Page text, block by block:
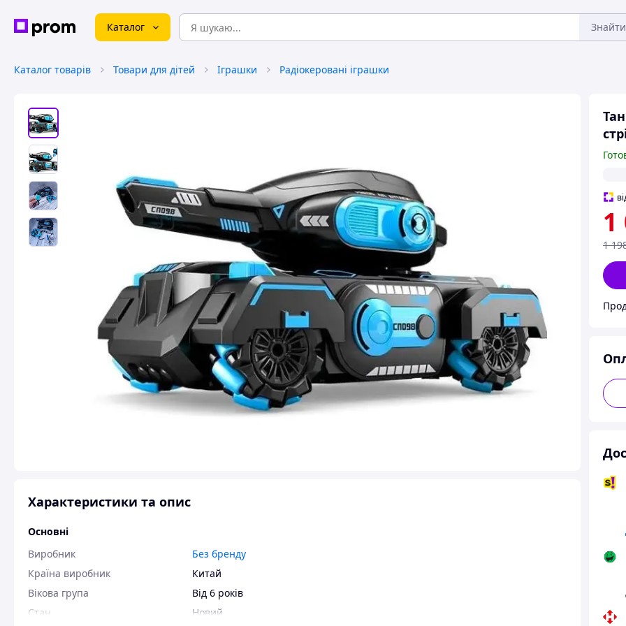
Каталог Знайти
Каталог товарів Товари для дітей Іграшки Радіокеровані іграшки
1
1
Характеристики та опис
Основні
Виробник
Без бренду
Країна виробник
Китай
Вікова група
Від 6 років
Стан
Новий